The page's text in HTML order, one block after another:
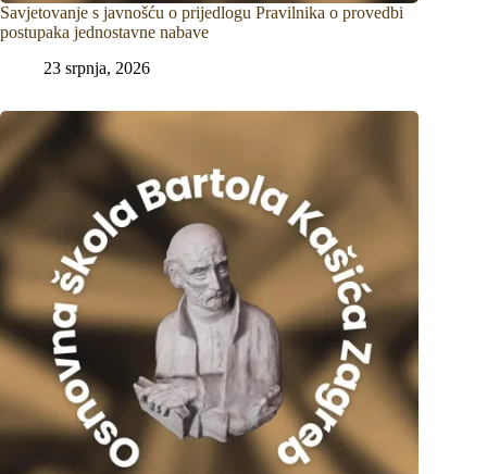
Savjetovanje s javnošću o prijedlogu Pravilnika o provedbi
postupaka jednostavne nabave
23 srpnja, 2026